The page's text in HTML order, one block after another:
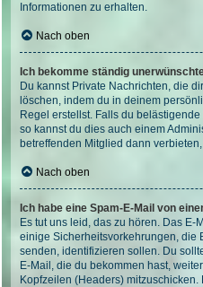
Informationen zu erhalten.
Nach oben
Ich bekomme ständig
Du kannst Private Nachrichten, die
löschen, indem du in deinem
Regel erstellst. Falls du
so kannst du dies auch einem
betreffenden Mitglied dann
Nach oben
Ich habe eine Spam-E-Mail von
Es tut uns leid, das zu hören. Das
einige Sicherheitsvorkehrungen, die
senden, identifizieren sollen. Du
E-Mail, die du bekommen hast,
Kopfzeilen (Headers)